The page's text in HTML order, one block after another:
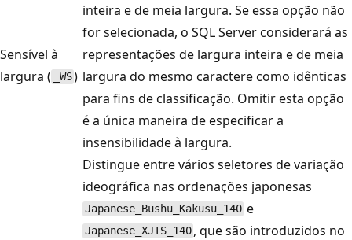
Sensível à
largura (
_WS)
inteira e de meia largura. Se essa opção não
for selecionada, o SQL Server considerará as
representações de largura inteira e de meia
largura do mesmo caractere como idênticas
para fins de classificação. Omitir esta opção
é a única maneira de especificar a
insensibilidade à largura.
Distingue entre vários seletores de variação
ideográfica nas ordenações japonesas
Japanese_Bushu_Kakusu_140 e
Japanese_XJIS_140 , que são introduzidos no